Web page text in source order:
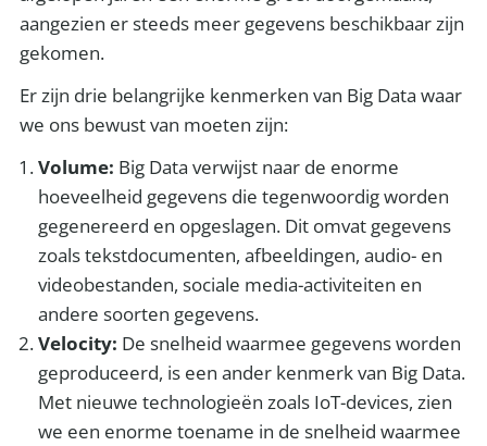
aangezien er steeds meer gegevens beschikbaar zijn
gekomen.
Er zijn drie belangrijke kenmerken van Big Data waar
we ons bewust van moeten zijn:
Volume: Big Data verwijst naar de enorme
hoeveelheid gegevens die tegenwoordig worden
gegenereerd en opgeslagen. Dit omvat gegevens
zoals tekstdocumenten, afbeeldingen, audio- en
videobestanden, sociale media-activiteiten en
andere soorten gegevens.
Velocity: De snelheid waarmee gegevens worden
geproduceerd, is een ander kenmerk van Big Data.
Met nieuwe technologieën zoals IoT-devices, zien
we een enorme toename in de snelheid waarmee